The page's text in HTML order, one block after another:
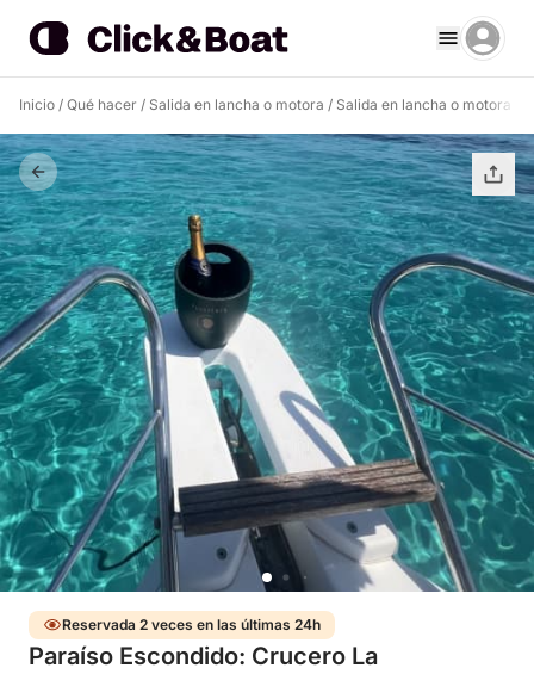
Inicio / Qué hacer / Salida en lancha o motora / Salida en lancha o motora
Reservada 2 veces en las últimas 24h
Paraíso Escondido: Crucero La